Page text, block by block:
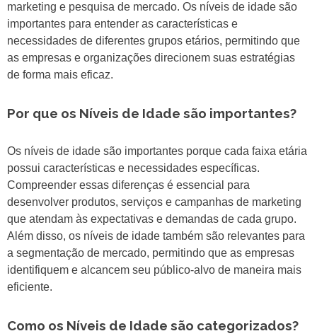
marketing e pesquisa de mercado. Os níveis de idade são
importantes para entender as características e
necessidades de diferentes grupos etários, permitindo que
as empresas e organizações direcionem suas estratégias
de forma mais eficaz.
Por que os Níveis de Idade são importantes?
Os níveis de idade são importantes porque cada faixa etária
possui características e necessidades específicas.
Compreender essas diferenças é essencial para
desenvolver produtos, serviços e campanhas de marketing
que atendam às expectativas e demandas de cada grupo.
Além disso, os níveis de idade também são relevantes para
a segmentação de mercado, permitindo que as empresas
identifiquem e alcancem seu público-alvo de maneira mais
eficiente.
Como os Níveis de Idade são categorizados?